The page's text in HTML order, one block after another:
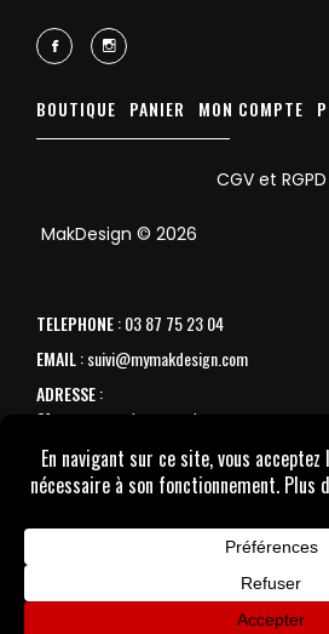
BOUTIQUE PANIER MON COMPTE
CGV et RGPD
MakDesign © 2026
TELEPHONE: 03 87 75 23 04
EMAIL: suivi@mymakdesign.com
ADRESSE:
31 avenue de Strasbourg
57070 Metz
SAV :